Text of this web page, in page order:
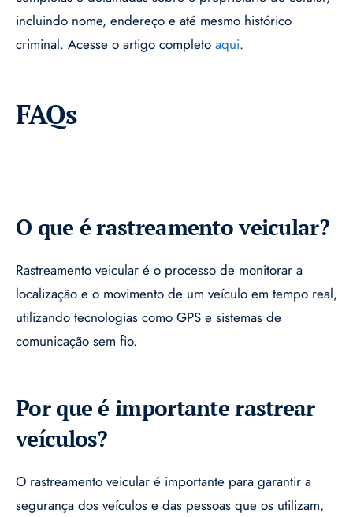
incluindo nome, endereço e até mesmo histórico
criminal. Acesse o artigo completo aqui.
FAQs
O que é rastreamento veicular?
Rastreamento veicular é o processo de monitorar a
localização e o movimento de um veículo em tempo real,
utilizando tecnologias como GPS e sistemas de
comunicação sem fio.
Por que é importante rastrear
veículos?
O rastreamento veicular é importante para garantir a
segurança dos veículos e das pessoas que os utilizam,